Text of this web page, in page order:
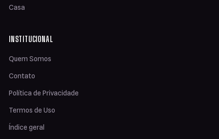
Casa
INSTITUCIONAL
Quem Somos
Contato
Política de Privacidade
Termos de Uso
Índice geral